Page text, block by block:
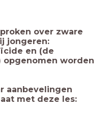
over zware
jongeren:
en (de
worden
aanbevelingen
met deze les: